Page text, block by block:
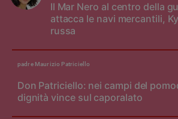
Il Mar Nero al centro della
attacca le navi mercantili,
russa
Don Patriciello: nei campi del
dignità vince sul caporalato
padre Maurizio Patriciello